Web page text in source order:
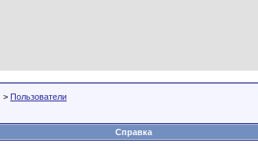
> Пользователи
Справка